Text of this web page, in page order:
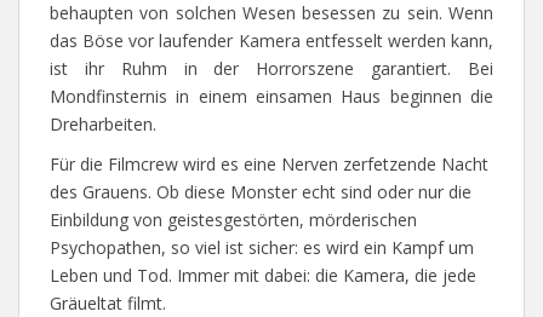
behaupten von solchen Wesen besessen zu sein. Wenn
das Böse vor laufender Kamera entfesselt werden kann,
ist ihr Ruhm in der Horrorszene garantiert. Bei
Mondfinsternis in einem einsamen Haus beginnen die
Dreharbeiten.
Für die Filmcrew wird es eine Nerven zerfetzende Nacht
des Grauens. Ob diese Monster echt sind oder nur die
Einbildung von geistesgestörten, mörderischen
Psychopathen, so viel ist sicher: es wird ein Kampf um
Leben und Tod. Immer mit dabei: die Kamera, die jede
Gräueltat filmt.